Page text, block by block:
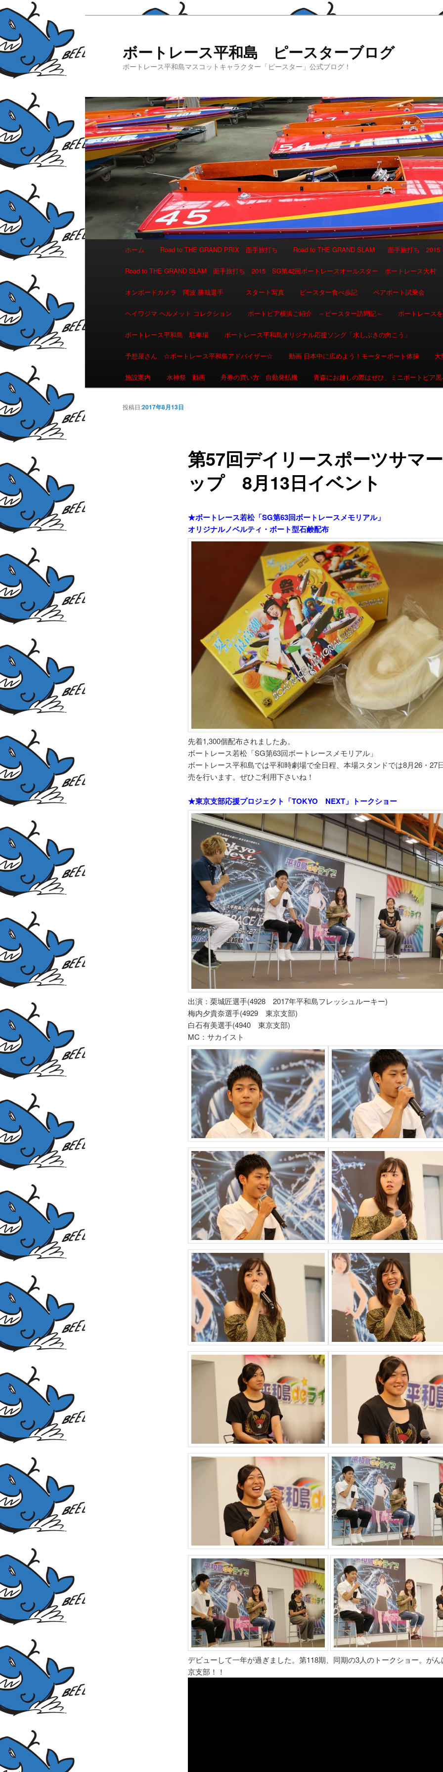
ボートレース平和島 ピースターブログ
ボートレース平和島マスコットキャラクター「ピースター」公式ブログ！
メインコンテンツへ移動
サブコンテンツへ移動
ホーム Road to THE GRAND PRIX 面手旅打ち Road to THE GRAND SLAM 面手旅打ち 2015
Road to THE GRAND SLAM 面手旅打ち 2015 SG第42回ボートレースオールスター ボートレース大村
オンボードカメラ 阿波 勝哉選手 スタート写真 ピースター食べ歩記 ペアボート試乗会
ヘイワジマ ヘルメット コレクション ボートピア横浜ご紹介 ～ピースター訪問記～ ボートレース
ボートレース平和島 駐車場 ボートレース平和島オリジナル応援ソング「水しぶきの向こう」
予想屋さん ☆ボートレース平和島アドバイザー☆ 動画 日本中に広めよう！モーターボート体操
施設案内 水神祭 動画 舟券の買い方 自動発払機 青森にお越しの際はぜひ、ミニボートピア
第57回デイリースポーツサマ
ップ 8月13日イベント
投稿日:2017年8月13日
★ボートレース若松「SG第63回ボートレースメモリアル」
オリジナルノベルティ・ボート型石鹸配布
先着1,300個配布されましたあ。
ボートレース若松「SG第63回ボートレースメモリアル」
ボートレース平和島では平和時劇場で全日程、本場スタンドでは8月26・27
売を行います。ぜひご利用下さいね！
★東京支部応援プロジェクト「TOKYO NEXT」トークショー
出演：栗城匠選手(4928 2017年平和島フレッシュルーキー)
梅内夕貴奈選手(4929 東京支部)
白石有美選手(4940 東京支部)
MC：サカイスト
デビューして一年が過ぎました。第118期、同期の3人のトークショー。が
京支部！！